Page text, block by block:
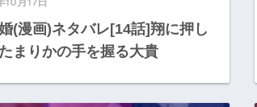
(漫画)ネタバレ[14話]翔に押し
まりかの手を握る大貴